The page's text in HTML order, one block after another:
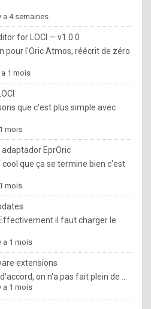
.
I
f
y
u
w
a
n
t
o
n
o
w
h
a 4 semaines
for LOCI — v1.0.0
pour l'Oric Atmos, réécrit de zéro
a 1 mois
que c'est plus simple avec
mois
EprOric
que ça se termine bien c'est
mois
il faut charger le
a 1 mois
extensions
on n'a pas fait plein de ...
a 1 mois